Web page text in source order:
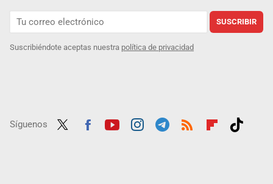
SUSCRIBIR
Suscribiéndote aceptas nuestra política de privacidad
Síguenos